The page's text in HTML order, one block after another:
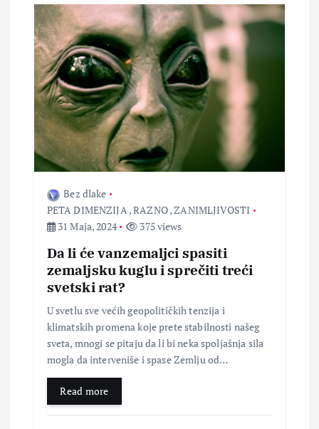
Bez dlake
PETA DIMENZIJA,RAZNO,ZANIMLJIVOSTI
31 Maja, 2024
375 views
Da li će vanzemaljci spasiti
zemaljsku kuglu i sprečiti treći
svetski rat?
U svetlu sve većih geopolitičkih tenzija i
klimatskih promena koje prete stabilnosti našeg
sveta, mnogi se pitaju da li bi neka spoljašnja sila
mogla da interveniše i spase Zemlju od…
Read more